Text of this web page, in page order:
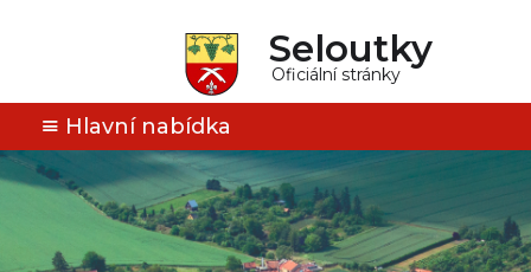
Seloutky
Oficiální stránky
Hlavní nabídka